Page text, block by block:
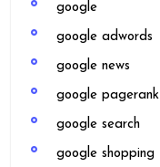
google
google adwords
google news
google pagerank
google search
google shopping